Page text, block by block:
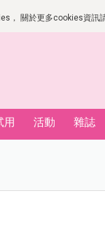
， 關於更多cookies資訊
用 活動 雜誌